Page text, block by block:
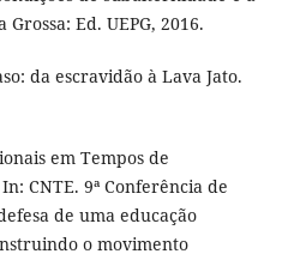
Ed. UEPG, 2016.
da escravidão à Lava Jato.
em Tempos de
CNTE. 9ª Conferência de
de uma educação
o movimento